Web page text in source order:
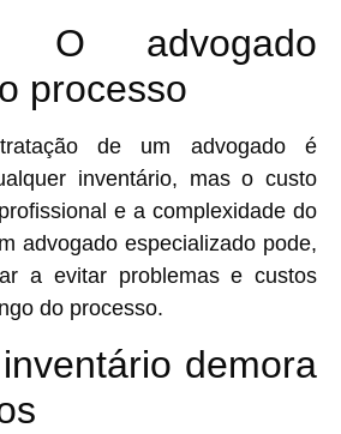
O advogado
processo
de um advogado é
inventário, mas o custo
e a complexidade do
advogado especializado pode,
a evitar problemas e custos
do processo.
demora